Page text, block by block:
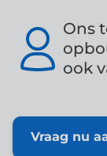
Ons
ook
Vraag nu